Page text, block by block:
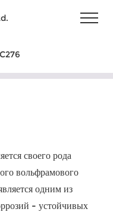
своего рода
вольфрамового
одним из
- устойчивых